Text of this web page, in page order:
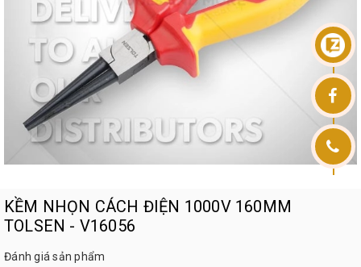
KỀM NHỌN CÁCH ĐIỆN 1000V 160MM
TOLSEN - V16056
Đánh giá sản phẩm